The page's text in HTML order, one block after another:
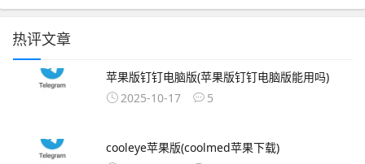
热评文章
苹果版钉钉电脑版(苹果版钉钉电脑版能用吗)
2025-10-17
5
cooleye苹果版(coolmed苹果下载)